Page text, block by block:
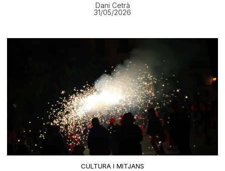
Dani Cetrà
31/05/2026
CULTURA I MITJANS